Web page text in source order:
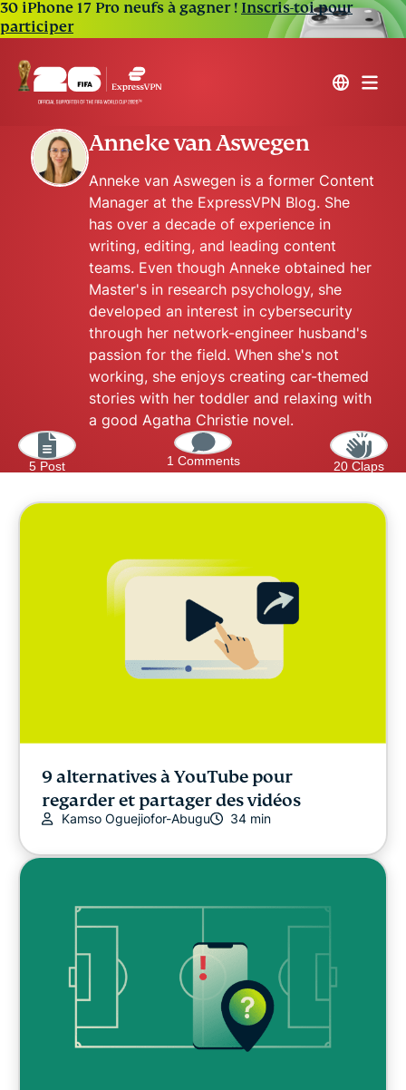
30 iPhone 17 Pro neufs à gagner ! Inscris-toi pour
participer
Anneke van Aswegen
Anneke van Aswegen is a former Content
Manager at the ExpressVPN Blog. She
has over a decade of experience in
writing, editing, and leading content
teams. Even though Anneke obtained her
Master's in research psychology, she
developed an interest in cybersecurity
through her network-engineer husband's
passion for the field. When she's not
working, she enjoys creating car-themed
stories with her toddler and relaxing with
a good Agatha Christie novel.
5 Post 1 Comments 20 Claps
9 alternatives à YouTube pour
regarder et partager des vidéos
Kamso Oguejiofor-Abugu 34 min